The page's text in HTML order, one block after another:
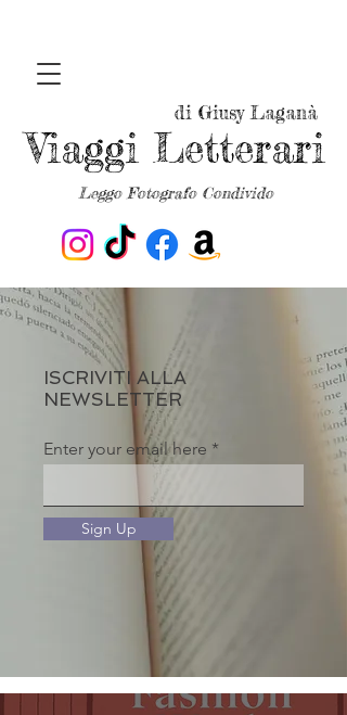
Leggo Fotografo Condivido
Viaggi Letterari
di Giusy Laganà
ISCRIVITI ALLA
NEWSLETTER
Enter your email here
Sign Up